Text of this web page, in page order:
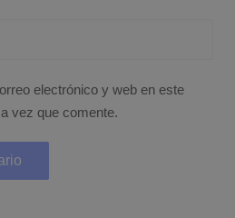
electrónico y web en este
vez que comente.